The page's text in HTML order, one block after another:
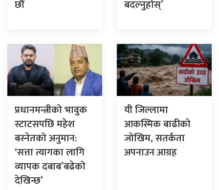
छौँ बदल्नुहोस्’
प्रधानमन्त्रीको भावुक
स्टाटसपछि महेश
बस्नेतको अनुमान:
‘सत्ता त्यागका लागि
व्यापक दबाब’बढेको
देखिन्छ’
यी जिल्लामा
आकस्मिक बाढीको
जोखिम, सतर्कता
अपनाउन आग्रह